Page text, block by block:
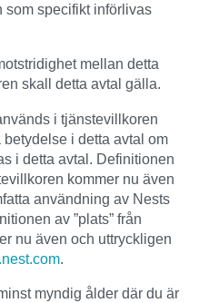
som specifikt införlivas
mellan detta
skall detta avtal gälla.
i tjänstevillkoren
betydelse i detta avtal om
i detta avtal. Definitionen
kommer nu även
användning av Nests
av ”plats” från
nu även och uttryckligen
.
myndig ålder där du är